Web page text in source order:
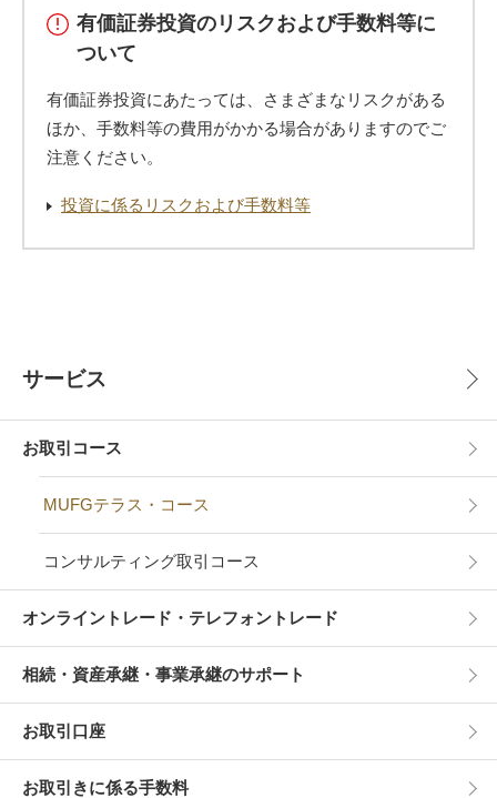
有価証券投資のリスクおよび手数料等に
ついて
有価証券投資にあたっては、さまざまなリスクがある
ほか、手数料等の費用がかかる場合がありますのでご
注意ください。
投資に係るリスクおよび手数料等
サービス
お取引コース
MUFGテラス・コース
コンサルティング取引コース
オンライントレード・テレフォントレード
相続・資産承継・事業承継のサポート
お取引口座
お取引きに係る手数料